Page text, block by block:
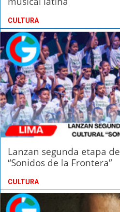
CULTURA
Lanzan segunda etapa
“Sonidos de la Frontera”
CULTURA